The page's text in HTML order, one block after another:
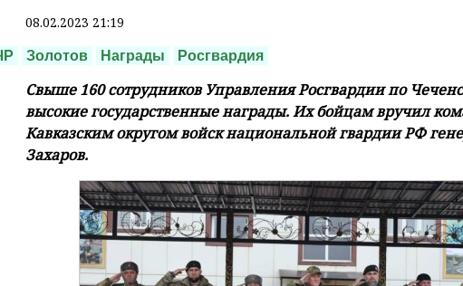
08.02.2023 21:19
Золотов Награды Росгвардия
Свыше 160 сотрудников Управления Росгвардии по
высокие государственные награды. Их бойцам вручил
Кавказским округом войск национальной гвардии РФ
Захаров.